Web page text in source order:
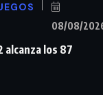
08/08/
alcanza los 87